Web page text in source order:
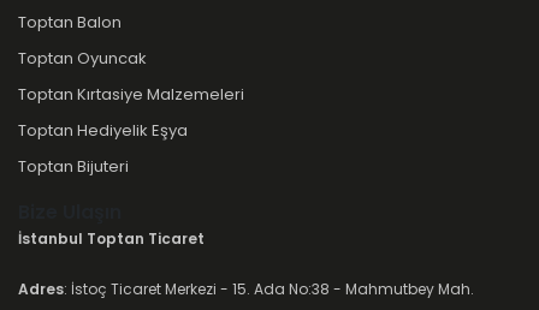
Toptan Balon
Toptan Oyuncak
Toptan Kırtasiye Malzemeleri
Toptan Hediyelik Eşya
Toptan Bijuteri
İstanbul Toptan Ticaret
Adres: İstoç Ticaret Merkezi - 15. Ada No:38 - Mahmutbey Mah.